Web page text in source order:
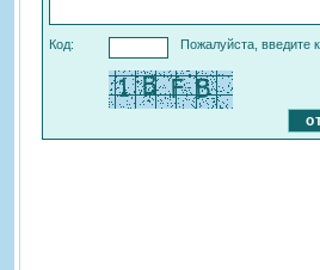
Код: Пожалуйста, введите